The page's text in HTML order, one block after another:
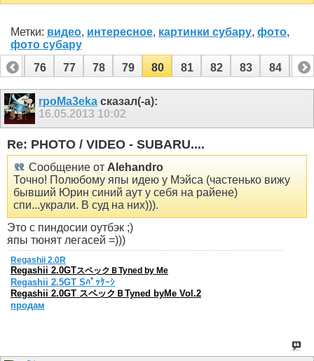
Метки: видео, интересное, картинки субару, фото,
фото субару
75
76 77 78 79 80 81 82 83 84 85
95 96rpoMa3eka сказал(-а):
16.05.2013 10:02
Re: PHOTO / VIDEO - SUBARU....
Сообщение от Alehandro
Точно! Полюбому япы идею у Мэйса (частенько вижу
бывший Юрин синий аут у себя на райене)
спи...украли. В суд на них))).
Это с пиндосии оутбэк ;)
япы тюнят легасей =)))
Regashii 2.0R
Regashii 2.0GTスペックＢTyned by Me
Regashii 2.5GT Sﾊﾟｯｹｰｼ
Regashii 2.0GT スペックＢTyned byMe Vol.2
продам